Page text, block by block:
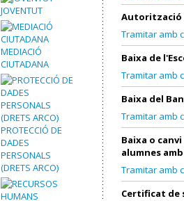
JOVENTUT
MEDIACIÓ
CIUTADANA
PROTECCIÓ DE
DADES
PERSONALS
(DRETS ARCO)
Autorització
Tramitar amb
Baixa de
Tramitar amb
Baixa del
Tramitar amb
Baixa o
alumnes
Tramitar amb
Certificat de